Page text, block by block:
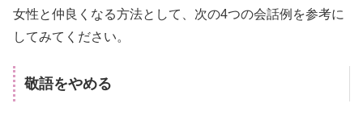
女性と仲良くなる方法として、次の4つの会話例を参考に
してみてください。
敬語をやめる